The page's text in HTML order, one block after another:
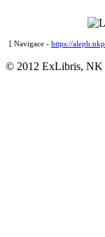
[ Navigace - https://
© 2012 ExLibris, NK